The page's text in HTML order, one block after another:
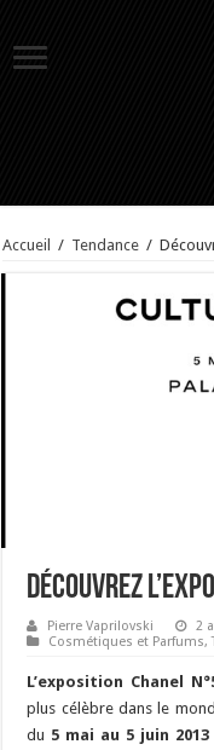
Accueil / Tendance /
Découvrez
Pierre Vaprilovski
2
Cosmétiques et Parfums,
L’exposition Chanel
plus célèbre dans le
du 5 mai au 5 juin 2013